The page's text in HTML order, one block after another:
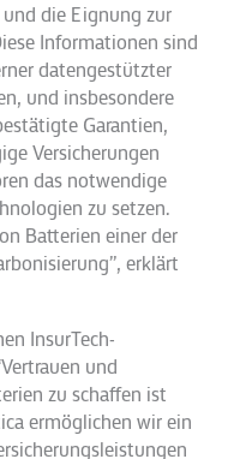
die Eignung zur
Informationen sind
datengestützter
und insbesondere
Garantien,
Versicherungen
das notwendige
zu setzen.
Batterien einer der
erklärt
InsurTech-
und
zu schaffen ist
ermöglichen wir ein